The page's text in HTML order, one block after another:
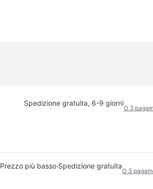
Spedizione gratuita, 6-9 giorni
O 3
Prezzo più basso·Spedizione gratuita
O 3